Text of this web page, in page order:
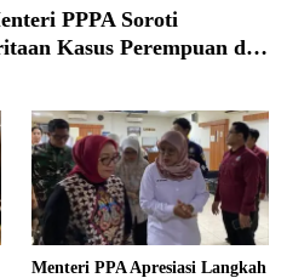
PPPA Soroti
Kasus Perempuan dan
Menteri PPA Apresiasi Langkah